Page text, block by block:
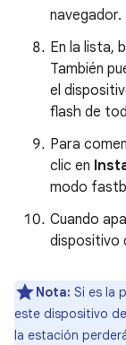
navegador.
En la lista,
También
el
flash de
Para
clic en
modo
Cuando
dispositivo
Nota: Si es la
este dispositivo
la estación